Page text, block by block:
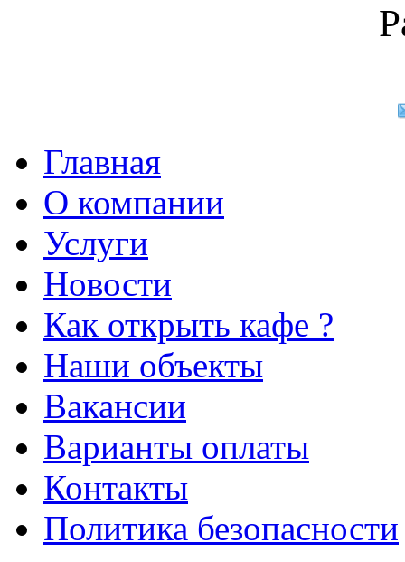
Главная
О компании
Услуги
Новости
Как открыть кафе ?
Наши объекты
Вакансии
Варианты оплаты
Контакты
Политика безопасности